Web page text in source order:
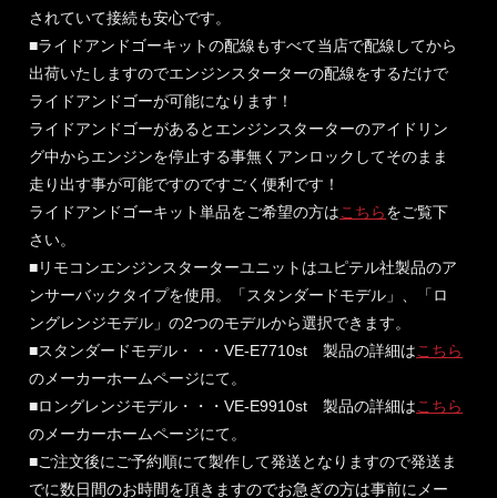
されていて接続も安心です。
■ライドアンドゴーキットの配線もすべて当店で配線してから
出荷いたしますのでエンジンスターターの配線をするだけで
ライドアンドゴーが可能になります！
ライドアンドゴーがあるとエンジンスターターのアイドリン
グ中からエンジンを停止する事無くアンロックしてそのまま
走り出す事が可能ですのですごく便利です！
ライドアンドゴーキット単品をご希望の方はこちらをご覧下
さい。
■リモコンエンジンスターターユニットはユピテル社製品のア
ンサーバックタイプを使用。「スタンダードモデル」、「ロ
ングレンジモデル」の2つのモデルから選択できます。
■スタンダードモデル・・・VE-E7710st 製品の詳細はこちら
のメーカーホームページにて。
■ロングレンジモデル・・・VE-E9910st 製品の詳細はこちら
のメーカーホームページにて。
■ご注文後にご予約順にて製作して発送となりますので発送ま
でに数日間のお時間を頂きますのでお急ぎの方は事前にメー